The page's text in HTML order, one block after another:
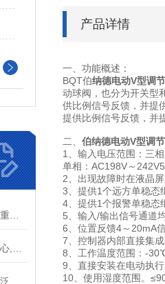
产品详情
一、功能概述：
BQT伯纳德电动V型调
动球阀，也分为开关型
供比例信号反馈，并提
提供比例信号反馈，并
二、 伯纳德电动V型调
1、输入电压范围：三
单相：AC198V～
2、出现故障时在液晶
3、提供1个远方单稳态
4、提供1个报警单稳态
5、输入/输出信号通道
6、位置反馈4～20mA
7、控制器内部直接集
8、工作温度范围：-
9、直接安装在电动执
10、使用湿度范围。